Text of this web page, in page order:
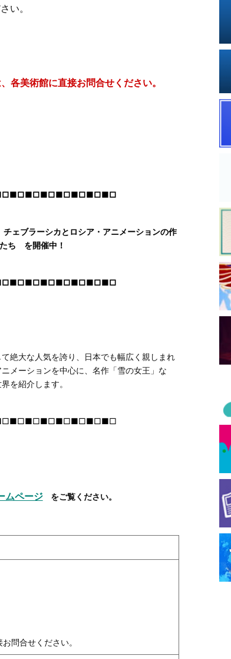
い。
各美術館に直接お問合せください。
ェブラーシカとロシア・アニメーションの作
ち を開催中！
絶大な人気を誇り、日本でも幅広く親しまれ
メーションを中心に、名作「雪の女王」な
を紹介します。
ムページ をご覧ください。
問合せください。